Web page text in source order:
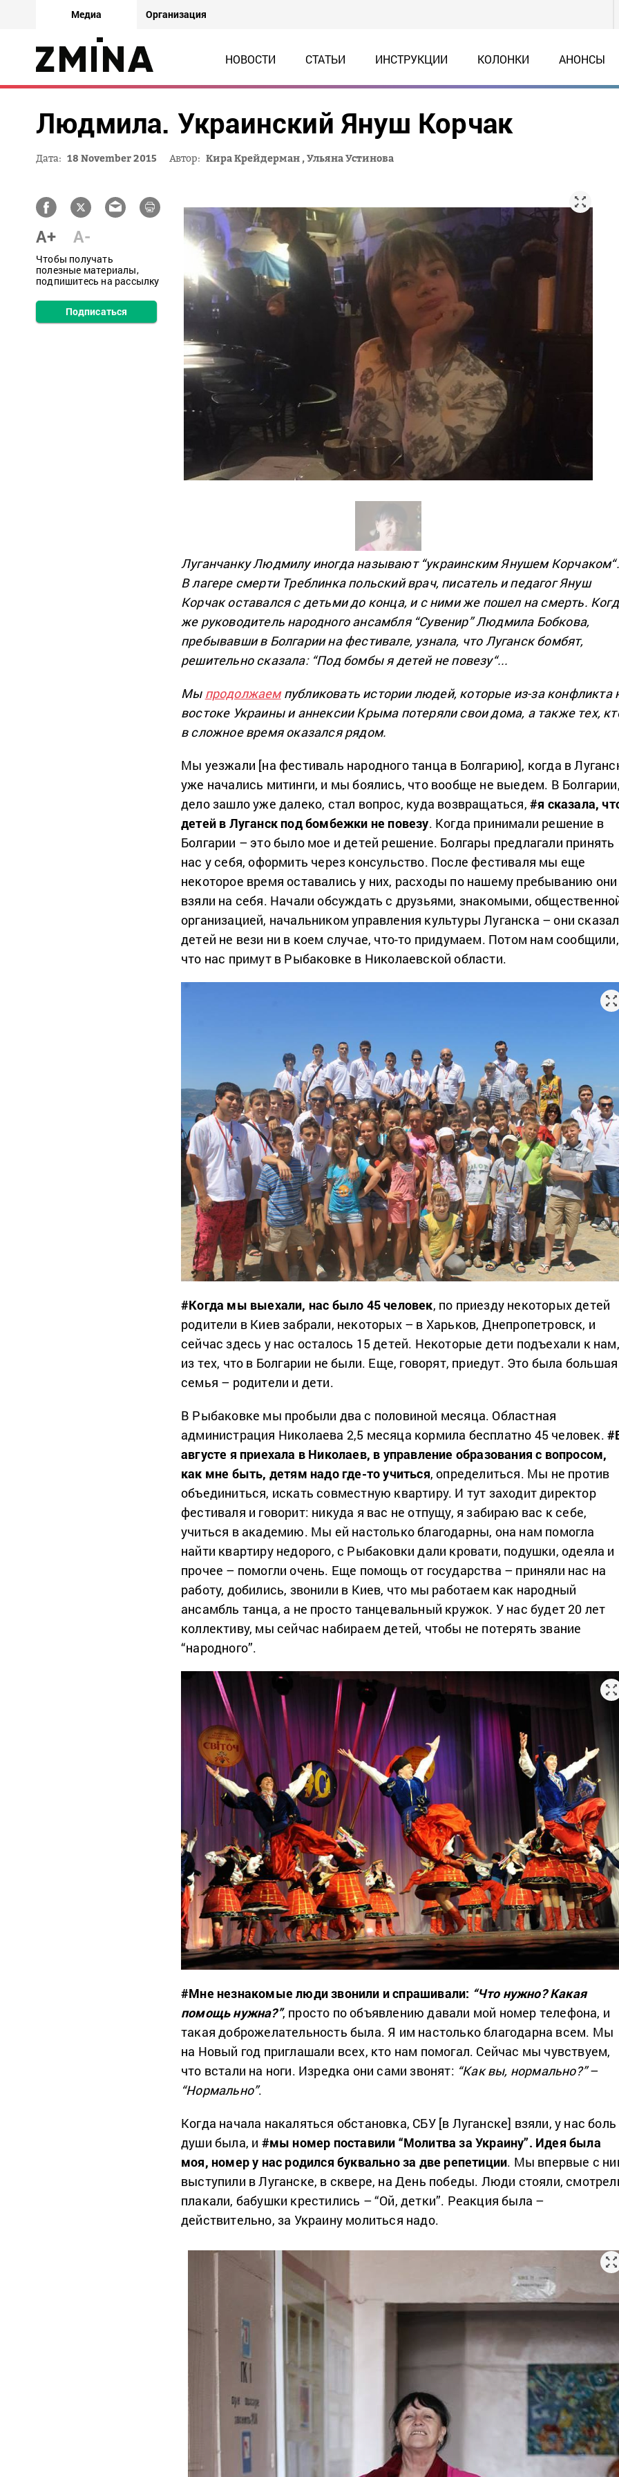
Медиа Организация
НОВОСТИ СТАТЬИ ИНСТРУКЦИИ КОЛОНКИ АНОНСЫ
Людмила. Украинский Януш Корчак
Дата: 18 November 2015 Автор: Кира Крейдерман , Ульяна Устинова
A+ A-
Чтобы получать
полезные материалы,
подпишитесь на рассылку
Подписаться
ЛуганчанкуЛюдмилу иногда называют “украинскимЯнушем Корчаком“.
Влагере смерти Треблинка польский врач, писатель ипедагог Януш
Корчакоставалсяс детьми до конца, и с нимиже пошел на смерть.
же руководитель народного ансамбля “Сувенир”Людмила Бобкова,
пребывавши в Болгариина фестивале, узнала, чтоЛуганск бомбят,
решительно сказала: “Под бомбы ядетей неповезу“...
Мы продолжаемпубликовать истории людей, которые из-за конфликта
востоке Украины и аннексии Крыма потеряли свои дома, а также тех,
в сложное время оказался рядом.
Мы уезжали [на фестиваль народного танца в Болгарию], когда в
уже начались митинги, и мы боялись, что вообще не выедем. В
дело зашло уже далеко, стал вопрос, куда возвращаться,#я сказала,
детей в Луганск под бомбежки не повезу. Когда принимали решение в
Болгарии – это было мое и детей решение. Болгары предлагали принять
нас у себя, оформить через консульство. После фестиваля мы еще
некоторое время оставались у них, расходы по нашему пребыванию они
взяли на себя. Начали обсуждать с друзьями, знакомыми,
организацией, начальником управления культуры Луганска – они
детей не вези ни в коем случае, что-то придумаем. Потом нам сообщили,
что нас примут в Рыбаковке в Николаевской области.
#Когда мы выехали, нас было 45 человек, по приезду некоторых детей
родители в Киев забрали, некоторых – в Харьков, Днепропетровск, и
сейчас здесь у нас осталось 15 детей. Некоторые дети подъехали к нам,
из тех, что в Болгарии не были. Еще, говорят, приедут. Это была большая
семья – родители и дети.
В Рыбаковке мы пробыли два с половиной месяца. Областная
администрация Николаева 2,5 месяца кормила бесплатно 45 человек.
августе я приехала в Николаев, в управление образования с вопросом,
как мне быть, детям надо где-то учиться, определиться. Мы не против
объединиться, искать совместную квартиру. И тут заходит директор
фестиваля и говорит: никуда я вас не отпущу, я забираю вас к себе,
учиться в академию. Мы ей настолько благодарны, она нам помогла
найти квартиру недорого, с Рыбаковки дали кровати, подушки, одеяла и
прочее – помогли очень. Еще помощь от государства – приняли нас на
работу, добились, звонили в Киев, что мы работаем как народный
ансамбль танца, а не просто танцевальный кружок. У нас будет 20 лет
коллективу, мы сейчас набираем детей, чтобы не потерять звание
“народного”.
#Мне незнакомые люди звонили и спрашивали: “Что нужно? Какая
помощь нужна?”, просто по объявлению давали мой номер телефона, и
такая доброжелательность была. Я им настолько благодарна всем. Мы
на Новый год приглашали всех, кто нам помогал. Сейчас мы чувствуем,
что встали на ноги. Изредка они сами звонят: “Как вы, нормально?”–
“Нормально”.
Когда начала накаляться обстановка, СБУ [в Луганске] взяли, у нас боль
души была, и #мы номер поставили “Молитва за Украину”. Идея была
моя, номер у нас родился буквально за две репетиции. Мы впервые с
выступили в Луганске, в сквере, на День победы. Люди стояли,
плакали, бабушки крестились – “Ой, детки”. Реакция была –
действительно, за Украину молиться надо.